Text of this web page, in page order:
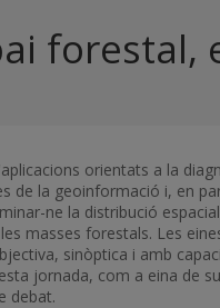
forestal,
orientats a la
de la geoinformació i, en
ne la distribució
masses forestals. Les
sinòptica i amb
jornada, com a eina de
debat.